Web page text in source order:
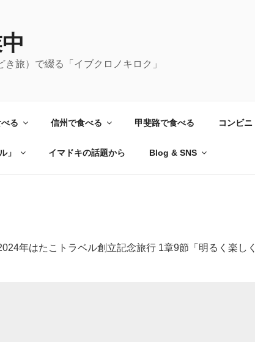
旅）で綴る「イブクロノキロク」
る 信州で食べる 甲斐路で食べる コンビ
」 イマドキの話題から Blog & SNS
年はたこトラベル創立記念旅行 1章9節「明るく楽し